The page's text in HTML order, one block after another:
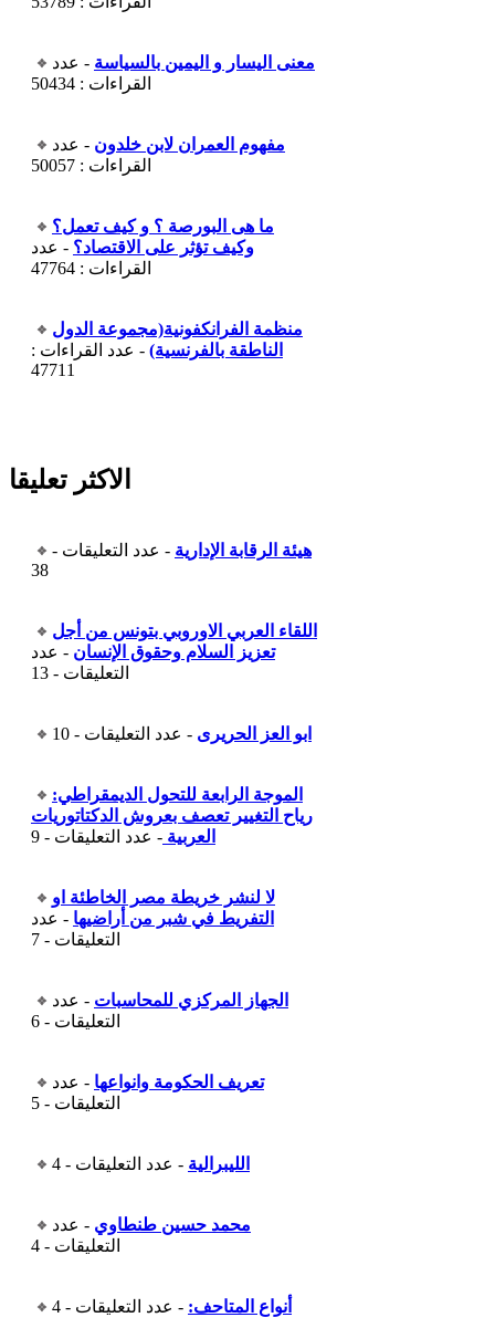
معنى اليسار و اليمين بالسياسة - عدد
القراءات : 50434
مفهوم العمران لابن خلدون - عدد
القراءات : 50057
ما هى البورصة ؟ و كيف تعمل؟
وكيف تؤثر على الاقتصاد؟ - عدد
القراءات : 47764
منظمة الفرانكفونية(مجموعة الدول
الناطقة بالفرنسية) - عدد القراءات :
47711
الاكثر تعليقا
هيئة الرقابة الإدارية - عدد التعليقات -
38
اللقاء العربي الاوروبي بتونس من أجل
تعزيز السلام وحقوق الإنسان - عدد
التعليقات - 13
ابو العز الحريرى - عدد التعليقات - 10
الموجة الرابعة للتحول الديمقراطي:
رياح التغيير تعصف بعروش الدكتاتوريات
العربية - عدد التعليقات - 9
لا لنشر خريطة مصر الخاطئة او
التفريط في شبر من أراضيها - عدد
التعليقات - 7
الجهاز المركزي للمحاسبات - عدد
التعليقات - 6
تعريف الحكومة وانواعها - عدد
التعليقات - 5
الليبرالية - عدد التعليقات - 4
محمد حسين طنطاوي - عدد
التعليقات - 4
أنواع المتاحف: - عدد التعليقات - 4